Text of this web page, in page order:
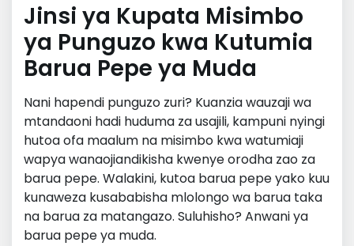
Jinsi ya Kupata Misimbo
ya Punguzo kwa Kutumia
Barua Pepe ya Muda
Nani hapendi punguzo zuri? Kuanzia wauzaji wa
mtandaoni hadi huduma za usajili, kampuni nyingi
hutoa ofa maalum na misimbo kwa watumiaji
wapya wanaojiandikisha kwenye orodha zao za
barua pepe. Walakini, kutoa barua pepe yako kuu
kunaweza kusababisha mlolongo wa barua taka
na barua za matangazo. Suluhisho? Anwani ya
barua pepe ya muda.